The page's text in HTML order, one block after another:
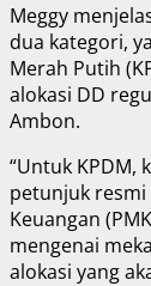
Meggy
dua kategori,
Merah Putih
alokasi DD
Ambon.
“Untuk KPDM,
petunjuk
Keuangan
mengenai
alokasi yang